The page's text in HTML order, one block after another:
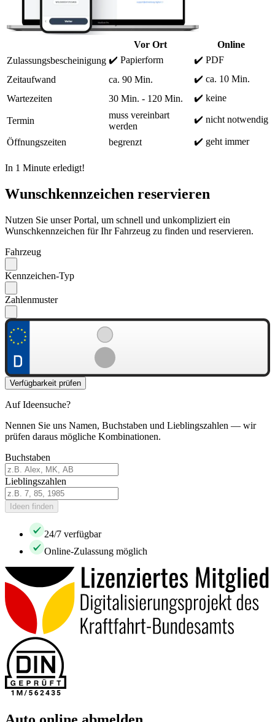
Vor Ort
Online
Zulassungsbescheinigung ✔️ Papierform
✔️ PDF
Zeitaufwand
ca. 90 Min.
✔️ ca. 10 Min.
Wartezeiten
30 Min. - 120 Min. ✔️ keine
Termin
muss vereinbart
werden
✔️ nicht notwendig
Öffnungszeiten begrenzt ✔️ geht immer
In 1 Minute erledigt!
Wunschkennzeichen reservieren
Nutzen Sie unser Portal, um schnell und unkompliziert ein
Wunschkennzeichen für Ihr Fahrzeug zu finden und reservieren.
Fahrzeug
Kennzeichen-Typ
Zahlenmuster
Verfügbarkeit prüfen
Auf Ideensuche?
Nennen Sie uns Namen, Buchstaben und Lieblingszahlen — wir
prüfen daraus mögliche Kombinationen.
Buchstaben
Lieblingszahlen
Ideen finden
24/7 verfügbar
Online-Zulassung möglich